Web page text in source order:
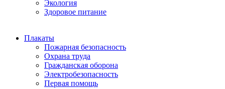
Экология
Здоровое питание
Плакаты
Пожарная безопасность
Охрана труда
Гражданская оборона
Электробезопасность
Первая помощь